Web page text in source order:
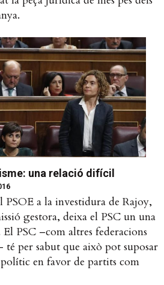
una relació difícil
PSOE a la investidura de Rajoy,
gestora, deixa el PSC un una
PSC –com altres federacions
té per sabut que això pot suposar
polític en favor de partits com